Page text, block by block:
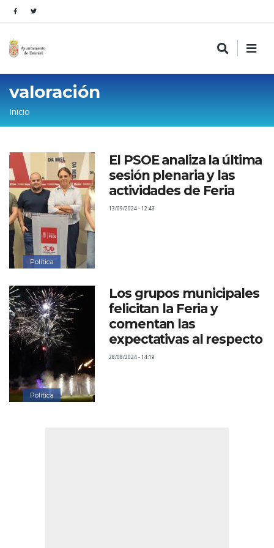
valoración
Sobrescribir
enlaces
de
ayuda
a
la
navegación
Inicio
Política
El PSOE analiza la última
sesión plenaria y las
actividades de Feria
13/09/2024 - 12:43
Política
Los grupos municipales
felicitan la Feria y
comentan las
expectativas al respecto
28/08/2024 - 14:19